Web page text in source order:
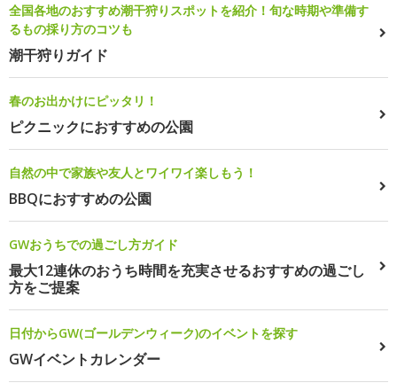
全国各地のおすすめ潮干狩りスポットを紹介！旬な時期や準備す
るもの採り方のコツも
潮干狩りガイド
春のお出かけにピッタリ！
ピクニックにおすすめの公園
自然の中で家族や友人とワイワイ楽しもう！
BBQにおすすめの公園
GWおうちでの過ごし方ガイド
最大12連休のおうち時間を充実させるおすすめの過ごし
方をご提案
日付からGW(ゴールデンウィーク)のイベントを探す
GWイベントカレンダー